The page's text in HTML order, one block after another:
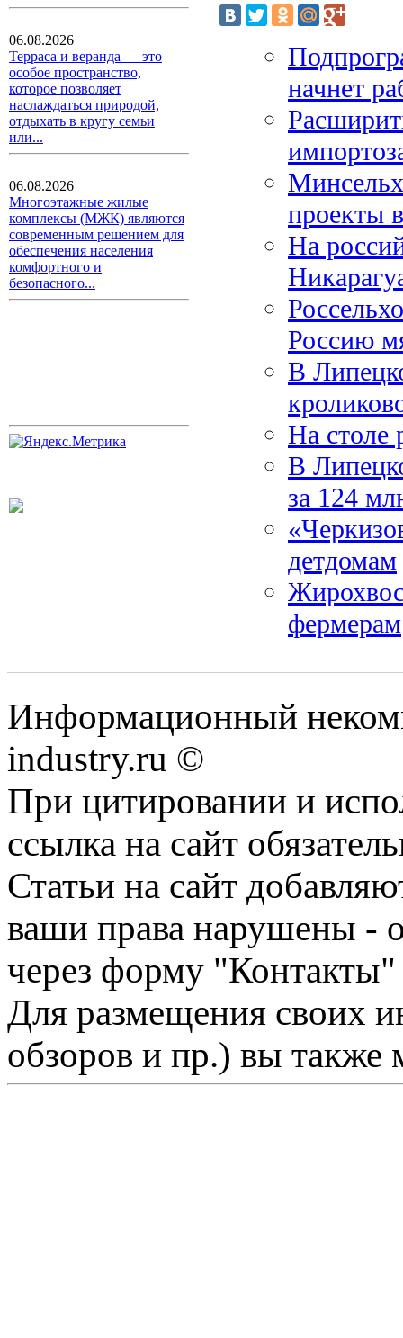
06.08.2026
Терраса и веранда — это
особое пространство,
которое позволяет
наслаждаться природой,
отдыхать в кругу семьи
или...
06.08.2026
Многоэтажные жилые
комплексы (МЖК) являются
современным решением для
обеспечения населения
комфортного и
безопасного...
начнет
проекты
На
Россию
В
На столе
В
за 124
детдомам
фермерам
Информационный
industry.ru ©
При цитировании и
ссылка на сайт
Статьи на сайт
ваши права нарушены -
через форму "Контакты"
Для размещения своих
обзоров и пр.) вы также